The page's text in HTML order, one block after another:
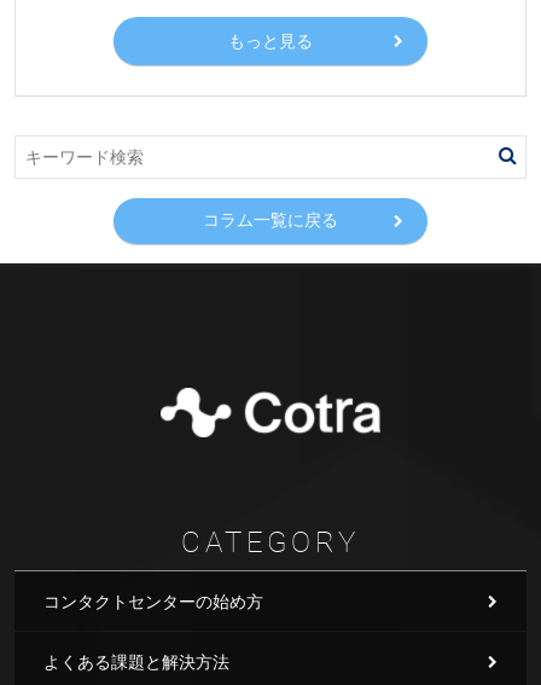
もっと見る
コラム一覧に戻る
CATEGORY
コンタクトセンターの始め方
よくある課題と解決方法